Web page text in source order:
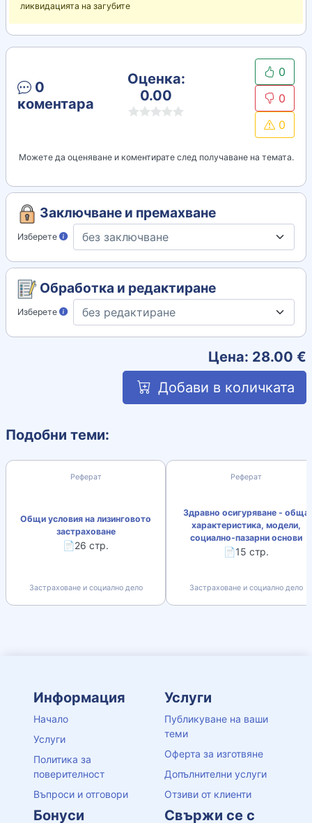
ликвидацията на загубите
0
коментара
Оценка:
0.00
0
0
0
Можете да оценяване и коментирате след получаване на темата.
Заключване и премахване
Изберете
Обработка и редактиране
Изберете
Цена: 28.00 €
Добави в количката
Подобни теми:
Реферат
Общи условия на лизинговото
застраховане
📄26 стр.
Застраховане и социално дело
Реферат
Здравно осигуряване - обща
характеристика, модели,
социално-пазарни основи
📄15 стр.
Застраховане и социално дело
Информация
Начало
Услуги
Политика за
поверителност
Въпроси и отговори
Услуги
Публикуване на ваши
теми
Оферта за изготвяне
Допълнителни услуги
Отзиви от клиенти
Бонуси Свържи се с